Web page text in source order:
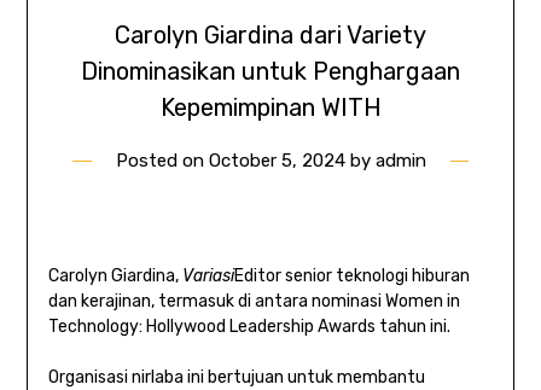
Carolyn Giardina dari Variety
Dinominasikan untuk Penghargaan
Kepemimpinan WITH
Posted on October 5, 2024by admin
Carolyn Giardina, VariasiEditor senior teknologi hiburan
dan kerajinan, termasuk di antara nominasi Women in
Technology: Hollywood Leadership Awards tahun ini.
Organisasi nirlaba ini bertujuan untuk membantu